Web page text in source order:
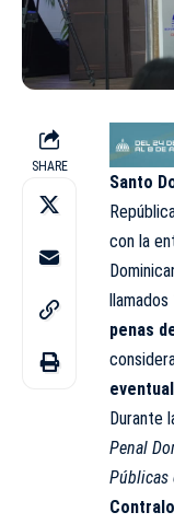
SHARE
Santo
con la
llamados
penas
eventual
Durante
Penal
Públicas